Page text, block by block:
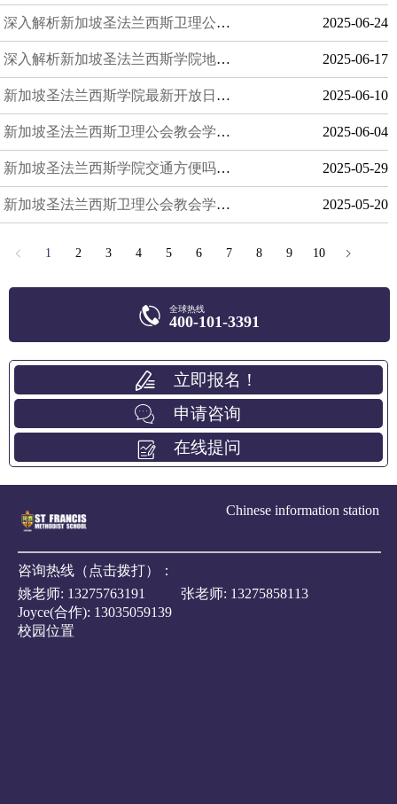
深入解析新加坡圣法兰西斯卫理公会教会学校升大学难度与留学生发展路径 2025-06-24
深入解析新加坡圣法兰西斯学院地图定位及交通方式：轻松通学，畅享便利生活 2025-06-17
新加坡圣法兰西斯学院最新开放日时间及预约方式全解析 2025-06-10
新加坡圣法兰西斯卫理公会教会学校优势盘点，五大理由让你坚定选择 2025-06-04
新加坡圣法兰西斯学院交通方便吗？真实体验分享 2025-05-29
新加坡圣法兰西斯卫理公会教会学校学费解析 2025-05-20
1 2 3 4 5 6 7 8 9 10
全球热线
400-101-3391
立即报名！
申请咨询
在线提问
Chinese information station
咨询热线（点击拨打）：
姚老师: 13275763191 张老师: 13275858113
Joyce(合作): 13035059139
校园位置